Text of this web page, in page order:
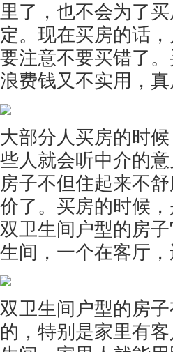
里了，也不会为了
定。现在买房的话
要注意不要买错了
浪费钱又不实用，真
大部分人买房的时
些人就会听中介的
房子不但住起来不
价了。买房的时候
双卫生间户型的房
生间，一个在客厅
双卫生间户型的房
的，特别是家里有